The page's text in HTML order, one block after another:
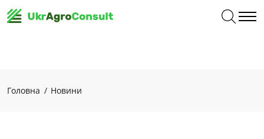
Головна Новини